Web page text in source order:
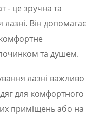
- це зручна та
лазні. Він допомагає
та душем.
лазні важливо
для комфортного
приміщень або на